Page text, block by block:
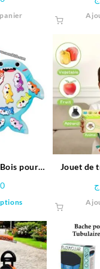
pour
a
plusieurs
variations.
Les
Jouet de